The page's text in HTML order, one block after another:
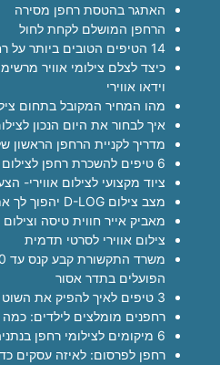
האתגר בהטסת רחפן מסירה
הרחפן המושלם לקחת לחול
14 הטיפים הטובים ביותר על רחפנים מקצועיים וצילומי רחפן
כיצד לצלם צילומי אוויר
וידאו אווירי
מהו המחיר המקובל בתחום צילומי
איך לבחור את היום הנכון
מדריך לקניית הרחפן הראשון
6 טיפים להשכרת רחפן לצילום אווירי
ציוד מקצועי לצילום אווירי-
מצב צילום D-LOG יהפוך לך את הצילומים למרשימים יותר
מאביק אייר חווית טיסה
צילום אווירי לסרטי תדמית
הפועלים בתדר אסור
3 טיפים לאיך להפיק את השוט צילום אווירי המדהים ביותר
רחפנים מומלצים לילדים: כמה
6 מיקומים לצילומי רחפן בנתניה
רחפן לפרסום: לאיזה עסקים